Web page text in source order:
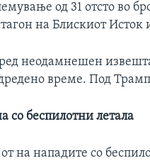
од 31 отсто во
на Блискиот Исток
неодамнешен
време. Под
со беспилотни летала
на нападите со